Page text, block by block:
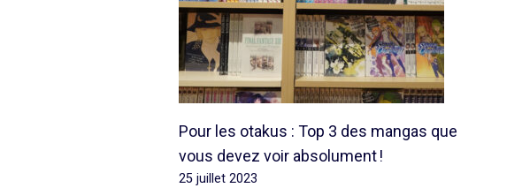
Pour les otakus : Top 3 des mangas que
vous devez voir absolument !
25 juillet 2023